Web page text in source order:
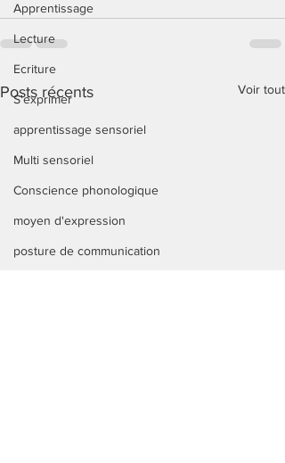
Apprentissage
Lecture
Ecriture
S'exprimer
apprentissage sensoriel
Multi sensoriel
Conscience phonologique
moyen d'expression
posture de communication
Posts récents Voir tout